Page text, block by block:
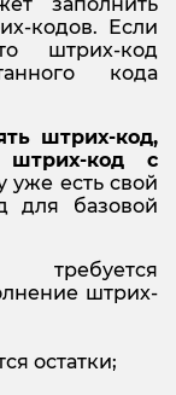
заполнить
кодов. Если
штрих-код
кода
штрих-код,
код с
уже есть свой
для базовой
штрих-
остатки;